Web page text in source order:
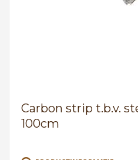
Carbon strip t.b.v.
100cm